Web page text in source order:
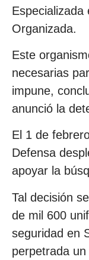
Especializada
Organizada.
Este
necesarias
impune,
anunció la
El 1 de
Defensa
apoyar la
Tal decisión
de mil 600
seguridad en
perpetrada